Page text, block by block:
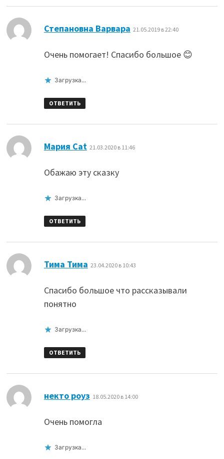
Степановна Варвара 21.05.2019 в 22:40
Очень помогает! Спасибо большое 😊
Загрузка...
ОТВЕТИТЬ
Мария Cat 21.03.2020 в 11:46
Обажаю эту сказку
Загрузка...
ОТВЕТИТЬ
Тима Тима 23.04.2020 в 10:43
Спасибо большое что рассказывали
понятно
Загрузка...
ОТВЕТИТЬ
некто роуз 18.05.2020 в 14:00
Очень помогла
Загрузка...